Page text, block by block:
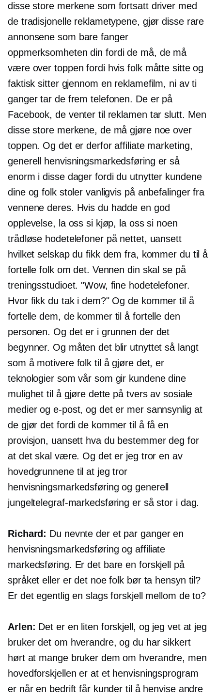
disse store merkene som fortsatt driver med
de tradisjonelle reklametypene, gjør disse rare
annonsene som bare fanger
oppmerksomheten din fordi de må, de må
være over toppen fordi hvis folk måtte sitte og
faktisk sitter gjennom en reklamefilm, ni av ti
ganger tar de frem telefonen. De er på
Facebook, de venter til reklamen tar slutt. Men
disse store merkene, de må gjøre noe over
toppen. Og det er derfor affiliate marketing,
generell henvisningsmarkedsføring er så
enorm i disse dager fordi du utnytter kundene
dine og folk stoler vanligvis på anbefalinger fra
vennene deres. Hvis du hadde en god
opplevelse, la oss si kjøp, la oss si noen
trådløse hodetelefoner på nettet, uansett
hvilket selskap du fikk dem fra, kommer du til å
fortelle folk om det. Vennen din skal se på
treningsstudioet. "Wow, fine hodetelefoner.
Hvor fikk du tak i dem?" Og de kommer til å
fortelle dem, de kommer til å fortelle den
personen. Og det er i grunnen der det
begynner. Og måten det blir utnyttet så langt
som å motivere folk til å gjøre det, er
teknologier som vår som gir kundene dine
mulighet til å gjøre dette på tvers av sosiale
medier og e-post, og det er mer sannsynlig at
de gjør det fordi de kommer til å få en
provisjon, uansett hva du bestemmer deg for
at det skal være. Og det er jeg tror en av
hovedgrunnene til at jeg tror
henvisningsmarkedsføring og generell
jungeltelegraf-markedsføring er så stor i dag.
Richard: Du nevnte der et par ganger en
henvisningsmarkedsføring og affiliate
markedsføring. Er det bare en forskjell på
språket eller er det noe folk bør ta hensyn til?
Er det egentlig en slags forskjell mellom de to?
Arlen: Det er en liten forskjell, og jeg vet at jeg
bruker det om hverandre, og du har sikkert
hørt at mange bruker dem om hverandre, men
hovedforskjellen er at et henvisningsprogram
er når en bedrift får kunder til å henvise andre